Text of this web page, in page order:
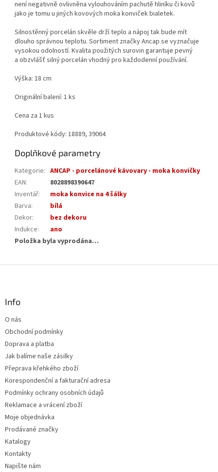
není negativně ovlivněna vylouhováním pachutě hliníku či kovů
jako je tomu u jiných kovových moka konviček bialetek.
Silnostěnný porcelán skvěle drží teplo a nápoj tak bude mít
dlouho správnou teplotu. Sortiment značky Ancap se vyznačuje
vysokou odolností. Kvalita použitých surovin garantuje pevný
a obzvlášť silný porcelán vhodný pro každodenní používání.
Výška: 18 cm
Originální balení: 1 ks
Cena za 1 kus
Produktové kódy: 18889, 39064
Doplňkové parametry
Kategorie: ANCAP - porcelánové kávovary - moka konvičky
EAN:
8028898390647
Inventář:
moka konvice na 4 šálky
Barva:
bílá
Dekor:
bez dekoru
Indukce:
ano
Položka byla vyprodána…
Info
O nás
Obchodní podmínky
Doprava a platba
Jak balíme naše zásilky
Přeprava křehkého zboží
Korespondenční a fakturační adresa
Podmínky ochrany osobních údajů
Reklamace a vrácení zboží
Moje objednávka
Prodávané značky
Katalogy
Kontakty
Napište nám